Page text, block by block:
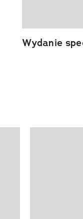
Wydanie